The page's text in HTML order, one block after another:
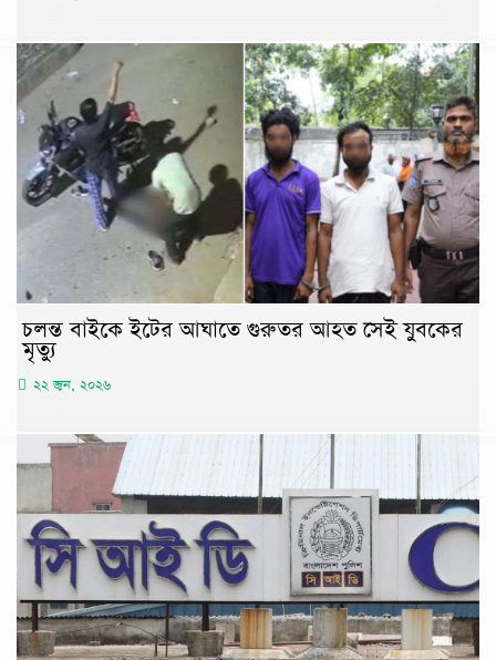
চলন্ত বাইকে ইটের আঘাতে গুরুতর আহত সেই যুবকের
মৃত্যু
২২ জুন, ২০২৬